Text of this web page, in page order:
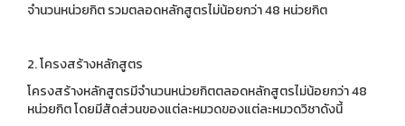
จำนวนหน่วยกิต รวมตลอดหลักสูตรไม่น้อยกว่า 48 หน่วยกิต
2. โครงสร้างหลักสูตร
โครงสร้างหลักสูตรมีจำนวนหน่วยกิตตลอดหลักสูตรไม่น้อยกว่า 48
หน่วยกิต โดยมีสัดส่วนของแต่ละหมวดของแต่ละหมวดวิชาดังนี้